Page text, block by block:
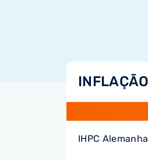
IHPC Alemanha